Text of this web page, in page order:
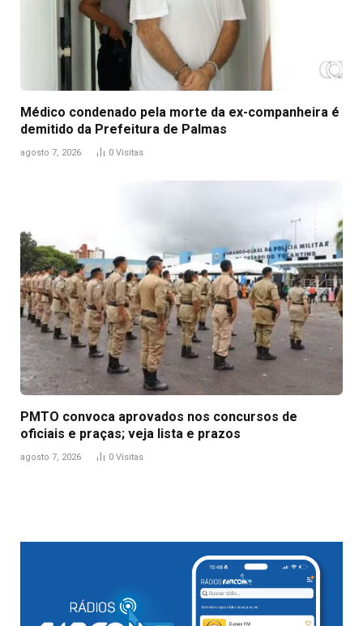
Médico condenado pela morte da ex-companheira é
demitido da Prefeitura de Palmas
agosto 7, 2026 0 Visitas
PMTO convoca aprovados nos concursos de
oficiais e praças; veja lista e prazos
agosto 7, 2026 0 Visitas